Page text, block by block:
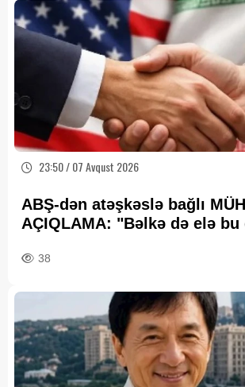
23:50 / 07 Avqust 2026
ABŞ-dən atəşkəslə bağlı
AÇIQLAMA: "Bəlkə də elə bu
38